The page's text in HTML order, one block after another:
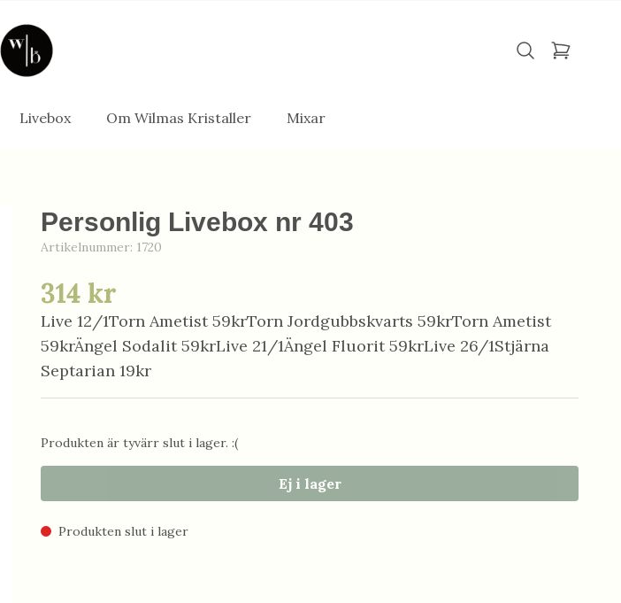
Livebox Om Wilmas Kristaller Mixar
Personlig Livebox nr 403
Artikelnummer: 1720
314 kr
Live 12/1Torn Ametist 59krTorn Jordgubbskvarts 59krTorn Ametist
59krÄngel Sodalit 59krLive 21/1Ängel Fluorit 59krLive 26/1Stjärna
Septarian 19kr
Produkten är tyvärr slut i lager. :(
Ej i lager
Produkten slut i lager